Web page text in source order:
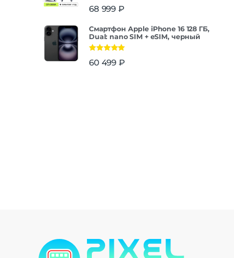
из 5
68 999 ₽
Смартфон Apple iPhone 16 128 ГБ,
Dual: nano SIM + eSIM, черный
из 5
60 499 ₽